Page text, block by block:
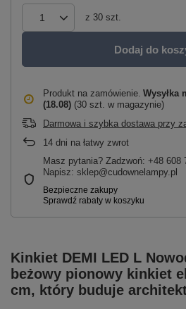
z 30 szt.
Dodaj do
Produkt na zamówienie Wysyłka
(18.08) (30 szt. w magazynie)
Darmowa i szybka dostawa przy
14 dni na łatwy zwrot
Masz pytania? Zadzwoń: +48 608
Napisz: sklep@cudownelampy.pl
Kinkiet DEMI LED L
beżowy pionowy kinkiet
cm, który buduje